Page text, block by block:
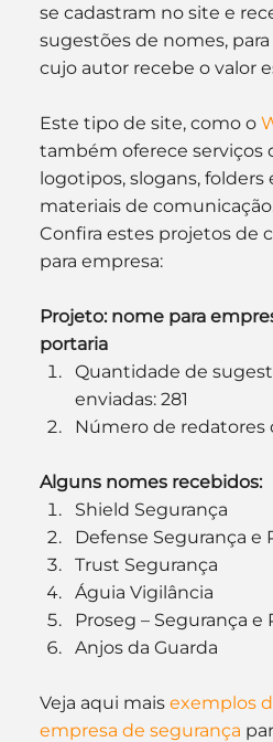
se cadastram no site e
sugestões de nomes,
cujo autor recebe o valor
Este tipo de site, como o
também oferece serviços
logotipos, slogans,
materiais de
Confira estes projetos de
para empresa:
Projeto: nome para
portaria
Quantidade de
enviadas: 281
Número de redatores
Alguns nomes recebidos:
Shield Segurança
Defense Segurança e
Trust Segurança
Águia Vigilância
Proseg – Segurança e
Anjos da Guarda
Veja aqui mais exemplos
empresa de segurança